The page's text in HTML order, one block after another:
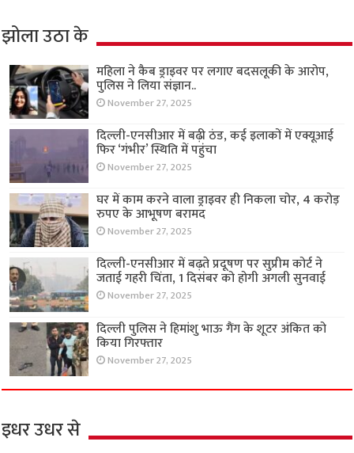
झोला उठा के
महिला ने कैब ड्राइवर पर लगाए बदसलूकी के आरोप,
पुलिस ने लिया संज्ञान..
November 27, 2025
दिल्ली-एनसीआर में बढ़ी ठंड, कई इलाकों में एक्यूआई
फिर ‘गंभीर’ स्थिति में पहुंचा
November 27, 2025
घर में काम करने वाला ड्राइवर ही निकला चोर, 4 करोड़
रुपए के आभूषण बरामद
November 27, 2025
दिल्ली-एनसीआर में बढ़ते प्रदूषण पर सुप्रीम कोर्ट ने
जताई गहरी चिंता, 1 दिसंबर को होगी अगली सुनवाई
November 27, 2025
दिल्ली पुलिस ने हिमांशु भाऊ गैंग के शूटर अंकित को
किया गिरफ्तार
November 27, 2025
इधर उधर से